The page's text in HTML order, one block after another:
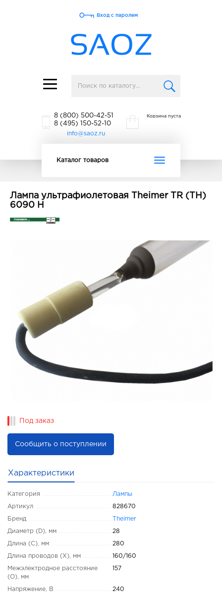
Toggle
navigation
Вход с паролем
8 (800) 500-42-51
8 (495) 150-52-10
info@saoz.ru
Корзина пуста
Toggle
Каталог товаров
Лампа ультрафиолетовая Theimer TR (TH)
6090 H
Под заказ
Сообщить о поступлении
Характеристики
Категория Лампы
Артикул 828670
Бренд Theimer
Диаметр (D), мм 28
Длина (C), мм 280
Длина проводов (X), мм 160/160
Межэлектродное расстояние
(O), мм
157
Напряжение, В 240